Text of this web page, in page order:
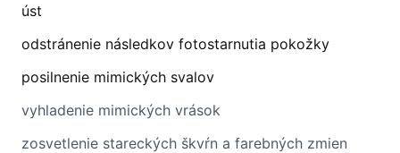
úst
odstránenie následkov fotostarnutia pokožky
posilnenie mimických svalov
vyhladenie mimických vrások
zosvetlenie stareckých škvŕn a farebných zmien